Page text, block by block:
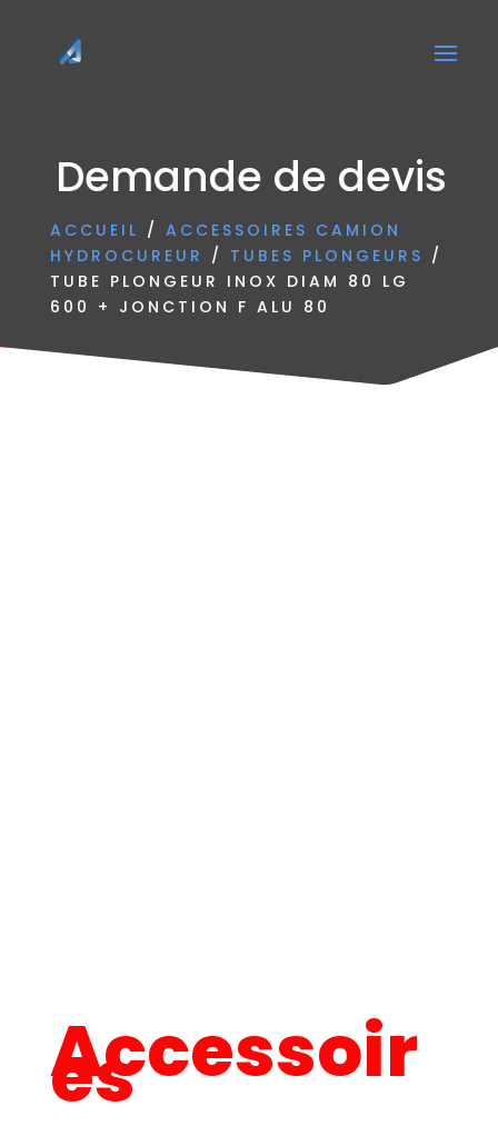
Demande de devis
ACCUEIL / ACCESSOIRES CAMION
HYDROCUREUR / TUBES PLONGEURS /
TUBE PLONGEUR INOX DIAM 80 LG
600 + JONCTION F ALU 80
Accessoir
es